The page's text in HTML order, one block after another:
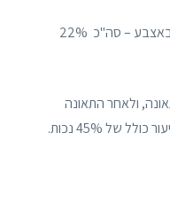
לסיכום : 19% נכות בכתף ו- 4% נכות באצבע – סה"כ 22%
כל תאונה, ולאחר התאונה